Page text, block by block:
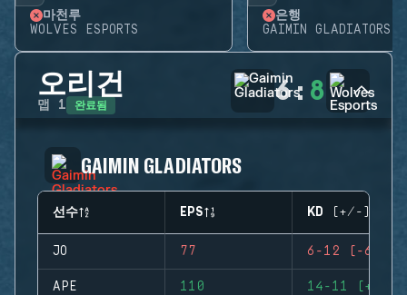
마천루
WOLVES ESPORTS
은행
GAIMIN GLADIATORS
오리건
맵 1 완료됨 6: 8
GAIMIN GLADIATORS
선수 EPS KD (+/-)
JO 77 6-12 (-6)
APE 110 14-11 (+3)